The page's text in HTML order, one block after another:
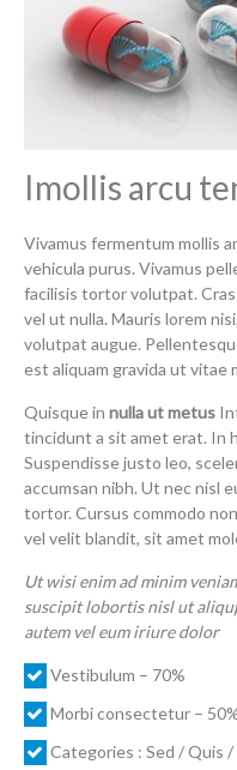
Imollis arcu
Vivamus fermentum mollis
vehicula purus. Vivamus
facilisis tortor volutpat.
vel ut nulla. Mauris lorem
volutpat augue.
est aliquam gravida ut vitae
Quisque in nulla ut metus
tincidunt a sit amet erat. In
Suspendisse justo leo,
accumsan nibh. Ut nec nisl
tortor. Cursus commodo
vel velit blandit, sit amet
Ut wisi enim ad minim
suscipit lobortis nisl ut
autem vel eum iriure dolor
Vestibulum – 70%
Morbi consectetur –
Categories : Sed / Quis